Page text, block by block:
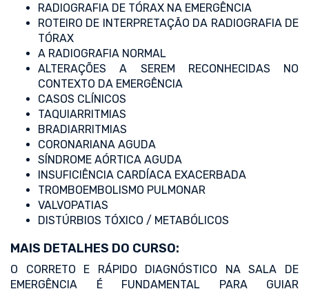
RADIOGRAFIA DE TÓRAX NA EMERGÊNCIA
ROTEIRO DE INTERPRETAÇÃO DA RADIOGRAFIA DE
TÓRAX
A RADIOGRAFIA NORMAL
ALTERAÇÕES A SEREM RECONHECIDAS NO
CONTEXTO DA EMERGÊNCIA
CASOS CLÍNICOS
TAQUIARRITMIAS
BRADIARRITMIAS
CORONARIANA AGUDA
SÍNDROME AÓRTICA AGUDA
INSUFICIÊNCIA CARDÍACA EXACERBADA
TROMBOEMBOLISMO PULMONAR
VALVOPATIAS
DISTÚRBIOS TÓXICO / METABÓLICOS
MAIS DETALHES DO CURSO:
O CORRETO E RÁPIDO DIAGNÓSTICO NA SALA DE
EMERGÊNCIA É FUNDAMENTAL PARA GUIAR